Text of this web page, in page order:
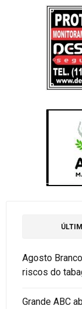
Agosto
riscos do
Grande ABC